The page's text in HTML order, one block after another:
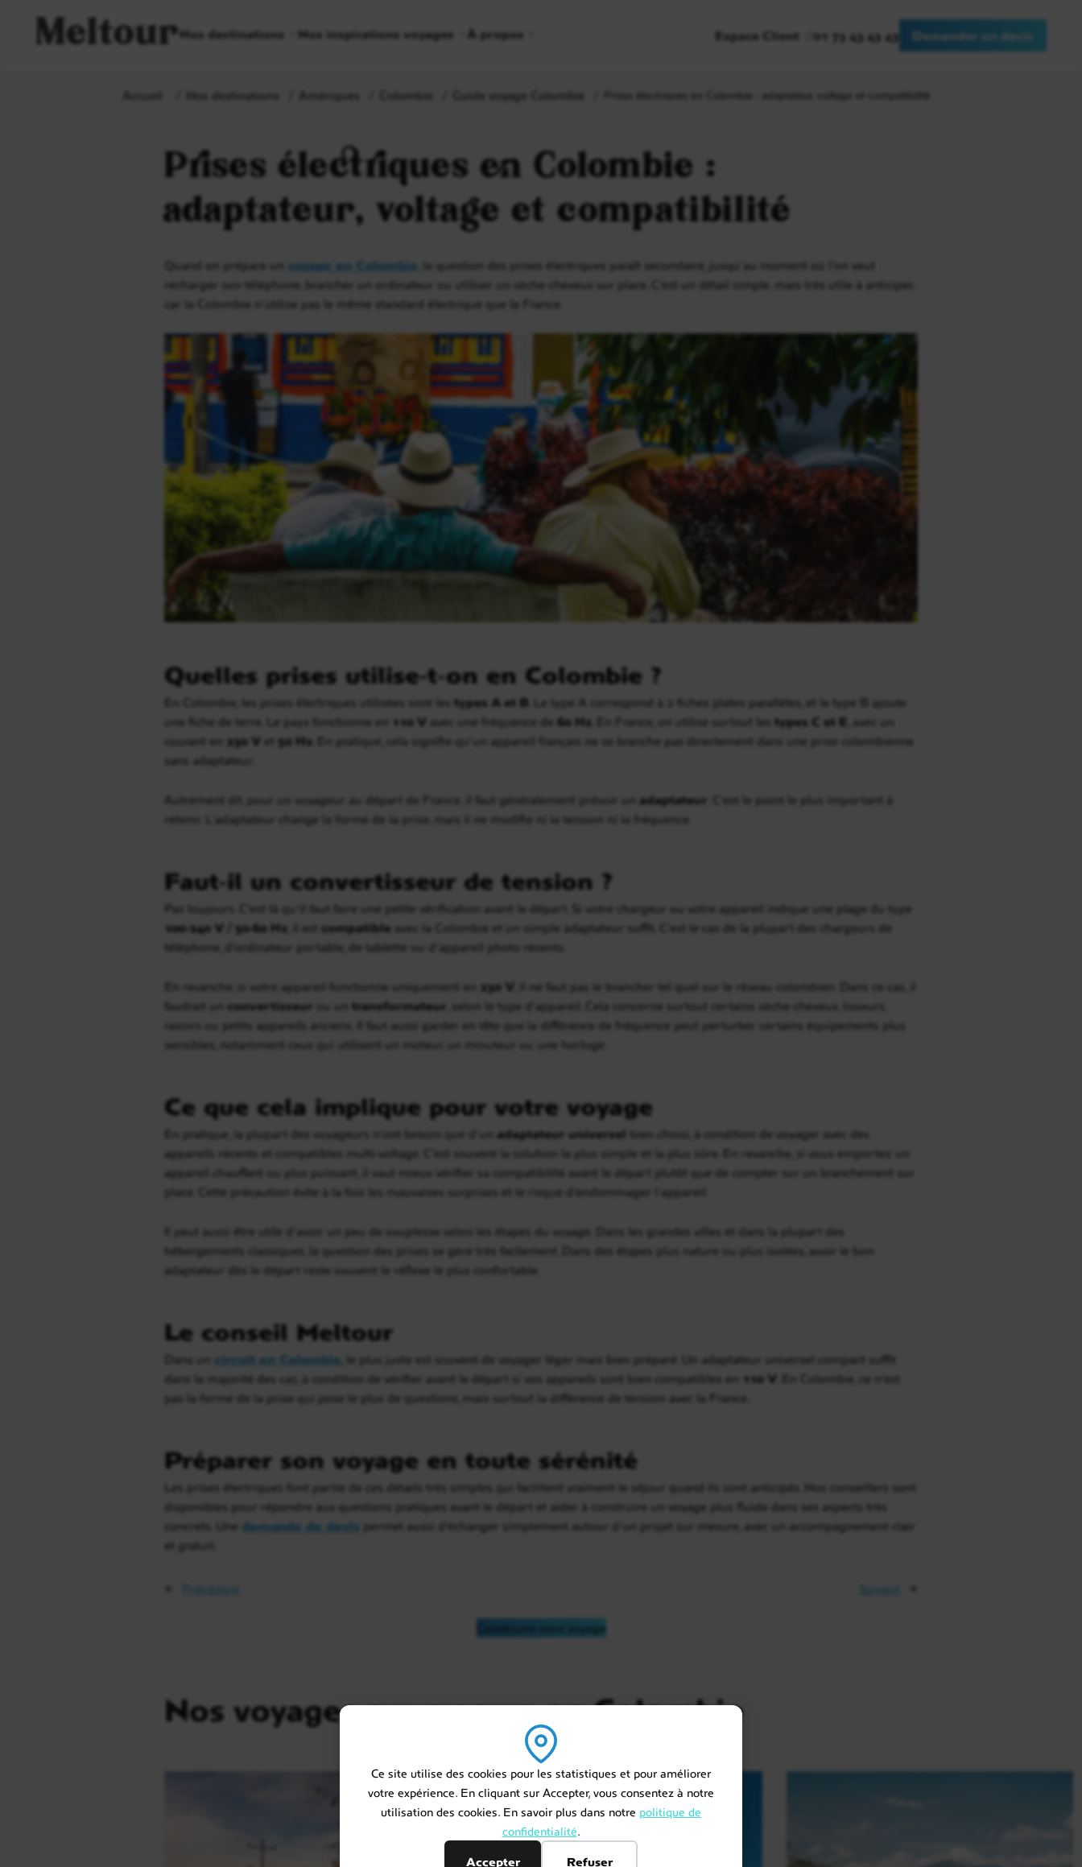
Ce site utilise des cookies pour les statistiques et pour améliorer
votre expérience. En cliquant sur Accepter, vous consentez à notre
utilisation des cookies. En savoir plus dans notre politique de
confidentialité.
Accepter
Refuser
MeltourNos destinations Nos inspirations voyages À propos Espace Client 01 73 43 43 43 Demander un devis
Accueil Nos destinations Amériques Colombie Guide voyage Colombie Prises électriques en Colombie : adaptateur, voltage et compatibilité
Prises électriques en Colombie :
adaptateur, voltage et compatibilité
Quand on prépare un voyage en Colombie , la question des prises électriques paraît secondaire, jusqu’au moment où l’on veut
recharger son téléphone, brancher un ordinateur ou utiliser un sèche-cheveux sur place. C’est un détail simple, mais très utile à anticiper,
car la Colombie n’utilise pas le même standard électrique que la France.
Quelles prises utilise-t-on en Colombie ?
En Colombie, les prises électriques utilisées sont les types A et B . Le type A correspond à 2 fiches plates parallèles, et le type B ajoute
une fiche de terre. Le pays fonctionne en
110 V avec une fréquence de 60 Hz . En France, on utilise surtout les types C et E
, avec un
courant en
230 V et 50 Hz . En pratique, cela signifie qu’un appareil français ne se branche pas directement dans une prise colombienne
sans adaptateur.
Autrement dit, pour un voyageur au départ de France, il faut généralement prévoir un adaptateur . C’est le point le plus important à
retenir. L’adaptateur change la forme de la prise, mais il ne modifie ni la tension ni la fréquence.
Faut-il un convertisseur de tension ?
Pas toujours. C’est là qu’il faut faire une petite vérification avant le départ. Si votre chargeur ou votre appareil indique une plage du type
100-240 V / 50-60 Hz , il est compatible avec la Colombie et un simple adaptateur suffit. C’est le cas de la plupart des chargeurs de
téléphone, d’ordinateur portable, de tablette ou d’appareil photo récents.
En revanche, si votre appareil fonctionne uniquement en 230 V , il ne faut pas le brancher tel quel sur le réseau colombien. Dans ce cas, il
faudrait un convertisseur transformateur , selon le type d’appareil. Cela concerne surtout certains sèche-cheveux, lisseurs,
rasoirs ou petits appareils anciens. Il faut aussi garder en tête que la différence de fréquence peut perturber certains équipements plus
sensibles, notamment ceux qui utilisent un moteur, un minuteur ou une horloge.
Ce que cela implique pour votre voyage
En pratique, la plupart des voyageurs n’ont besoin que d’un adaptateur universel bien choisi, à condition de voyager avec des
appareils récents et compatibles multi-voltage. C’est souvent la solution la plus simple et la plus sûre. En revanche, si vous emportez un
appareil chauffant ou plus puissant, il vaut mieux vérifier sa compatibilité avant le départ plutôt que de compter sur un branchement sur
place. Cette précaution évite à la fois les mauvaises surprises et le risque d’endommager l’appareil.
Il peut aussi être utile d’avoir un peu de souplesse selon les étapes du voyage. Dans les grandes villes et dans la plupart des
hébergements classiques, la question des prises se gère très facilement. Dans des étapes plus nature ou plus isolées, avoir le bon
adaptateur dès le départ reste souvent le réflexe le plus confortable.
Le conseil Meltour
Dans un circuit en Colombie , le plus juste est souvent de voyager léger mais bien préparé. Un adaptateur universel compact suffit
dans la majorité des cas, à condition de vérifier avant le départ si vos appareils sont bien compatibles en
110 V . En Colombie, ce n’est
pas la forme de la prise qui pose le plus de questions, mais surtout la différence de tension avec la France.
Préparer son voyage en toute sérénité
Les prises électriques font partie de ces détails très simples qui facilitent vraiment le séjour quand ils sont anticipés. Nos conseillers sont
disponibles pour répondre aux questions pratiques avant le départ et aider à construire un voyage plus fluide dans ses aspects très
concrets. Une demande de devis permet aussi d’échanger simplement autour d’un projet sur mesure, avec un accompagnement clair
et gratuit.
← Suivant →
Construire mon voyage
Nos voyages sur mesure en Colombie